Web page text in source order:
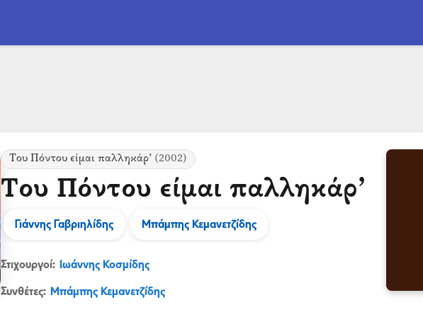
Του Πόντου είμαι παλληκάρ’ (2002)
Του Πόντου είμαι παλληκάρ’
Γιάννης Γαβριηλίδης Μπάμπης Κεμανετζίδης
Στιχουργοί: Ιωάννης Κοσμίδης
Συνθέτες: Μπάμπης Κεμανετζίδης